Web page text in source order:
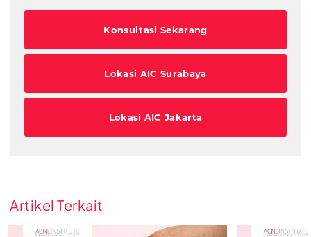
Konsultasi Sekarang
Lokasi AIC Surabaya
Lokasi AIC Jakarta
Artikel Terkait